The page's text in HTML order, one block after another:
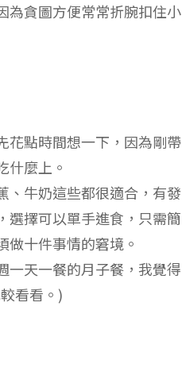
為貪圖方便常常折腕扣住小
花點時間想一下，因為剛帶
什麼上。
、牛奶這些都很適合，有發
選擇可以單手進食，只需簡
十件事情的窘境。
一天一餐的月子餐，我覺得
看看。)